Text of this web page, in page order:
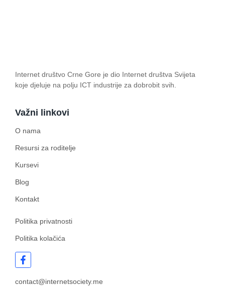
Internet društvo Crne Gore je dio Internet društva Svijeta
koje djeluje na polju ICT industrije za dobrobit svih.
Važni linkovi
O nama
Resursi za roditelje
Kursevi
Blog
Kontakt
Politika privatnosti
Politika kolačića
contact@internetsociety.me